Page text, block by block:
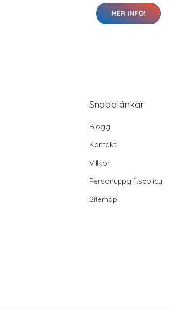
MER INFO!
Snabblänkar
Blogg
Kontakt
Villkor
Personuppgiftspolicy
Sitemap